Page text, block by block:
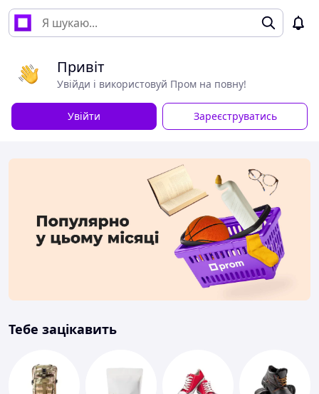
Привіт
Увійди і використовуй Пром на повну!
Увійти Зареєструватись
Тебе зацікавить